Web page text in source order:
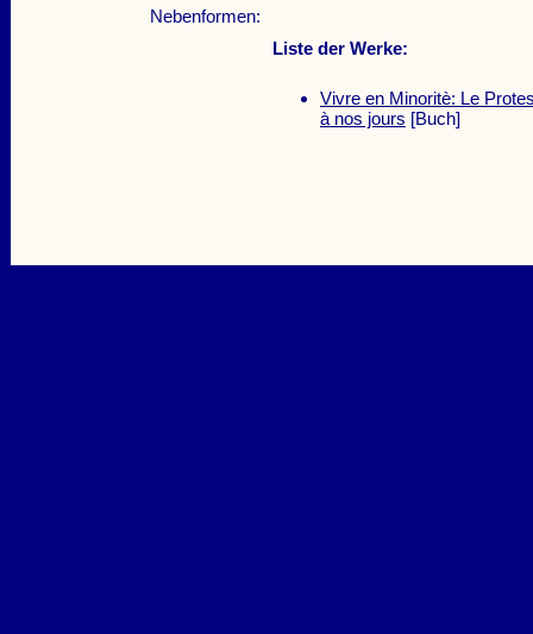
Nebenformen:
Liste der Werke:
Vivre en Minoritè: Le
à nos jours [Buch]